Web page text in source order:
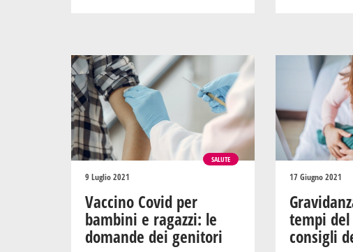
SALUTE
9 Luglio 2021
Vaccino Covid per
bambini e ragazzi: le
domande dei genitori
17 Giugno 2021
tempi del
consigli